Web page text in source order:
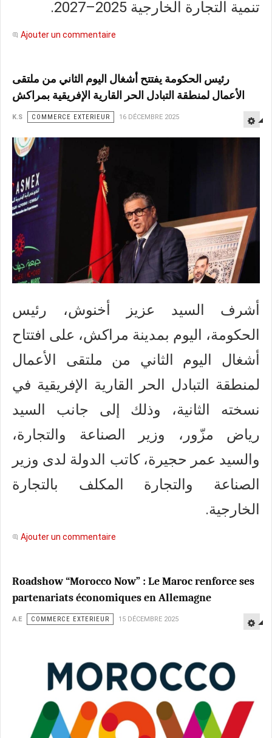
تنمية التجارة الخارجية 2025–2027.
Ajouter un commentaire
رئيس الحكومة يفتتح أشغال اليوم الثاني من ملتقى
الأعمال لمنطقة التبادل الحر القارية الإفريقية بمراكش
K.S COMMERCE EXTERIEUR 16 DÉCEMBRE 2025
أشرف السيد عزيز أخنوش، رئيس
الحكومة، اليوم بمدينة مراكش، على افتتاح
أشغال اليوم الثاني من ملتقى الأعمال
لمنطقة التبادل الحر القارية الإفريقية في
نسخته الثانية، وذلك إلى جانب السيد
رياض مزّور، وزير الصناعة والتجارة،
والسيد عمر حجيرة، كاتب الدولة لدى وزير
الصناعة والتجارة المكلف بالتجارة
الخارجية.
Ajouter un commentaire
Roadshow “Morocco Now” : Le Maroc renforce ses
partenariats économiques en Allemagne
A.E COMMERCE EXTERIEUR 15 DÉCEMBRE 2025